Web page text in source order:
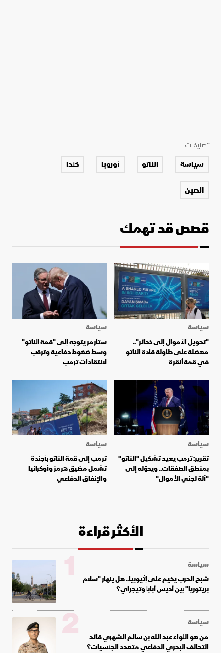
تصنيفات
سياسة الناتو أوروبا
كندا
الصين
قصص قد تهمك
سياسة
"تحويل الأموال إلى ذخائر"..
معضلة على طاولة قادة الناتو
في قمة أنقرة
سياسة
ستارمر يتوجه إلى "قمة الناتو"
وسط ضغوط دفاعية وترقب
لانتقادات ترمب
سياسة
تقرير: ترمب يعيد تشكيل "الناتو"
بمنطق الصفقات.. ويحوّله إلى
"آلة لجني الأموال"
سياسة
ترمب إلى قمة الناتو بأجندة
تشمل مضيق هرمز وأوكرانيا
والإنفاق الدفاعي
الأكثر قراءة
سياسة
شبح الحرب يخيم على إثيوبيا.. هل ينهار "سلام
بريتوريا" بين أديس أبابا وتيجراي؟
1
سياسة
من هو اللواء عبد الله بن سالم الشهري قائد
التحالف البحري الدفاعي متعدد الجنسيات؟
2